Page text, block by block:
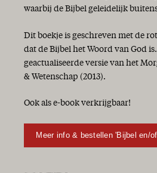
Hij komt!
Vrolijk Pasen!
Israël 70 jaar
De zaligmakende genade van God
Het Woord aan het woord
Genade van God, zo rijk en vrij!
Een nieuw seizoen!
Heil
waarbij de Bijbel geleidelijk
Dit boekje is geschreven met de
dat de Bijbel het Woord van God
geactualiseerde versie van het
& Wetenschap (2013).
Ook als e-book verkrijgbaar!
Meer info & bestellen 'Bijbel en/